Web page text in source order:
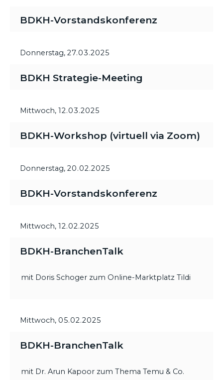
BDKH-Vorstandskonferenz
Donnerstag, 27.03.2025
BDKH Strategie-Meeting
Mittwoch, 12.03.2025
BDKH-Workshop (virtuell via Zoom)
Donnerstag, 20.02.2025
BDKH-Vorstandskonferenz
Mittwoch, 12.02.2025
BDKH-BranchenTalk
mit Doris Schoger zum Online-Marktplatz Tildi
Mittwoch, 05.02.2025
BDKH-BranchenTalk
mit Dr. Arun Kapoor zum Thema Temu & Co.